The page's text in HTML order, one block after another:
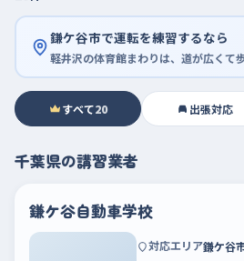
鎌ケ谷市で運転を練習するなら
すべて20 出張対応
千葉県の講習業者
鎌ケ谷自動車学校
対応エリア鎌ケ谷